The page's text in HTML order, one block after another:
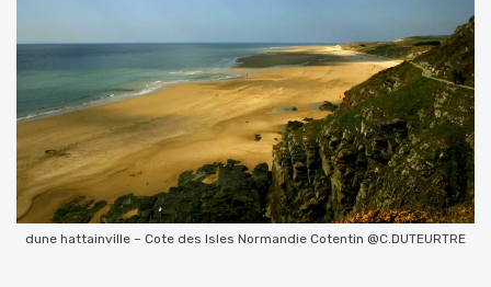
dune hattainville – Cote des Isles Normandie Cotentin @C.DUTEURTRE